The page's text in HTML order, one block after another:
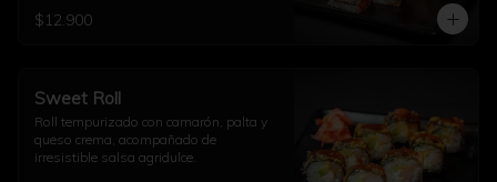
$12.900
Sweet Roll
Roll tempurizado con camarón, palta y
queso crema, acompañado de
irresistible salsa agridulce.